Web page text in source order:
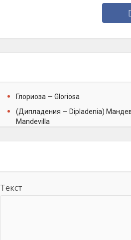
Глориоза — Gloriosa
(Дипладения — Dipladenia)
Mandevilla
Текст